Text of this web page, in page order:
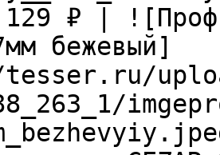
₽ |
бежевый]